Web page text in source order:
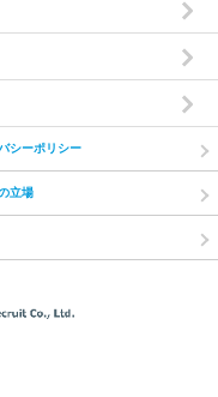
シーポリシー
立場